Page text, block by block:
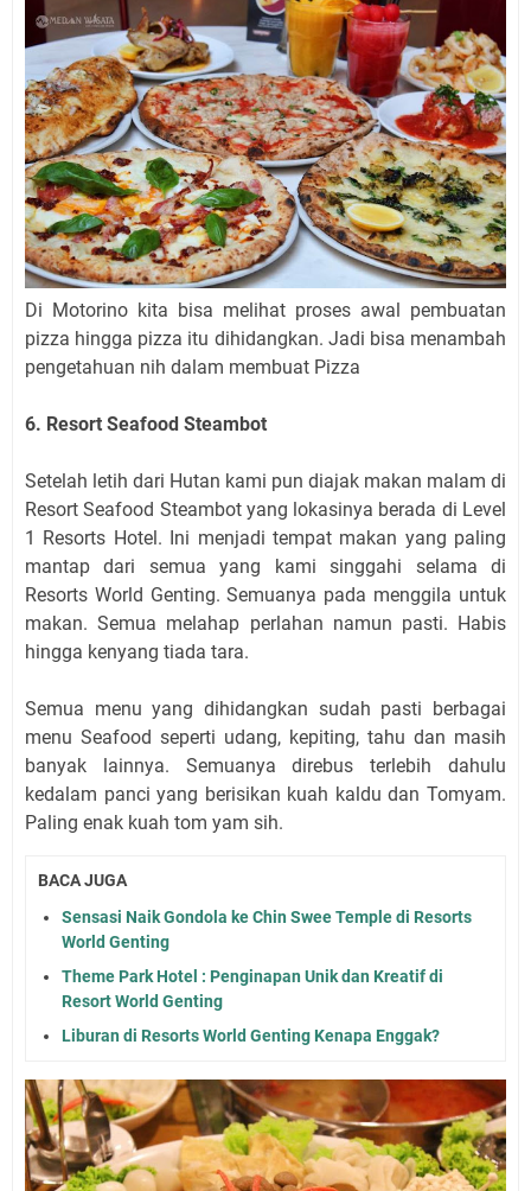
Di Motorino kita bisa melihat proses awal pembuatan
pizza hingga pizza itu dihidangkan. Jadi bisa menambah
pengetahuan nih dalam membuat Pizza
6. Resort Seafood Steambot
Setelah letih dari Hutan kami pun diajak makan malam di
Resort Seafood Steambot yang lokasinya berada di Level
1 Resorts Hotel. Ini menjadi tempat makan yang paling
mantap dari semua yang kami singgahi selama di
Resorts World Genting. Semuanya pada menggila untuk
makan. Semua melahap perlahan namun pasti. Habis
hingga kenyang tiada tara.
Semua menu yang dihidangkan sudah pasti berbagai
menu Seafood seperti udang, kepiting, tahu dan masih
banyak lainnya. Semuanya direbus terlebih dahulu
kedalam panci yang berisikan kuah kaldu dan Tomyam.
Paling enak kuah tom yam sih.
BACA JUGA
Sensasi Naik Gondola ke Chin Swee Temple di Resorts
World Genting
Theme Park Hotel : Penginapan Unik dan Kreatif di
Resort World Genting
Liburan di Resorts World Genting Kenapa Enggak?